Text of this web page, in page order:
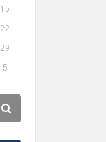
15
22
29
5